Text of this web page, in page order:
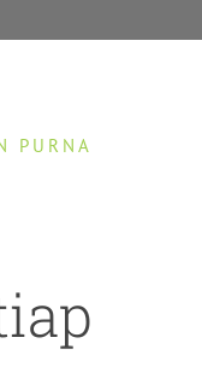
PURNA